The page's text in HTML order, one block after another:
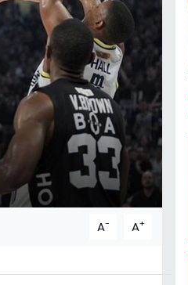
A- A+